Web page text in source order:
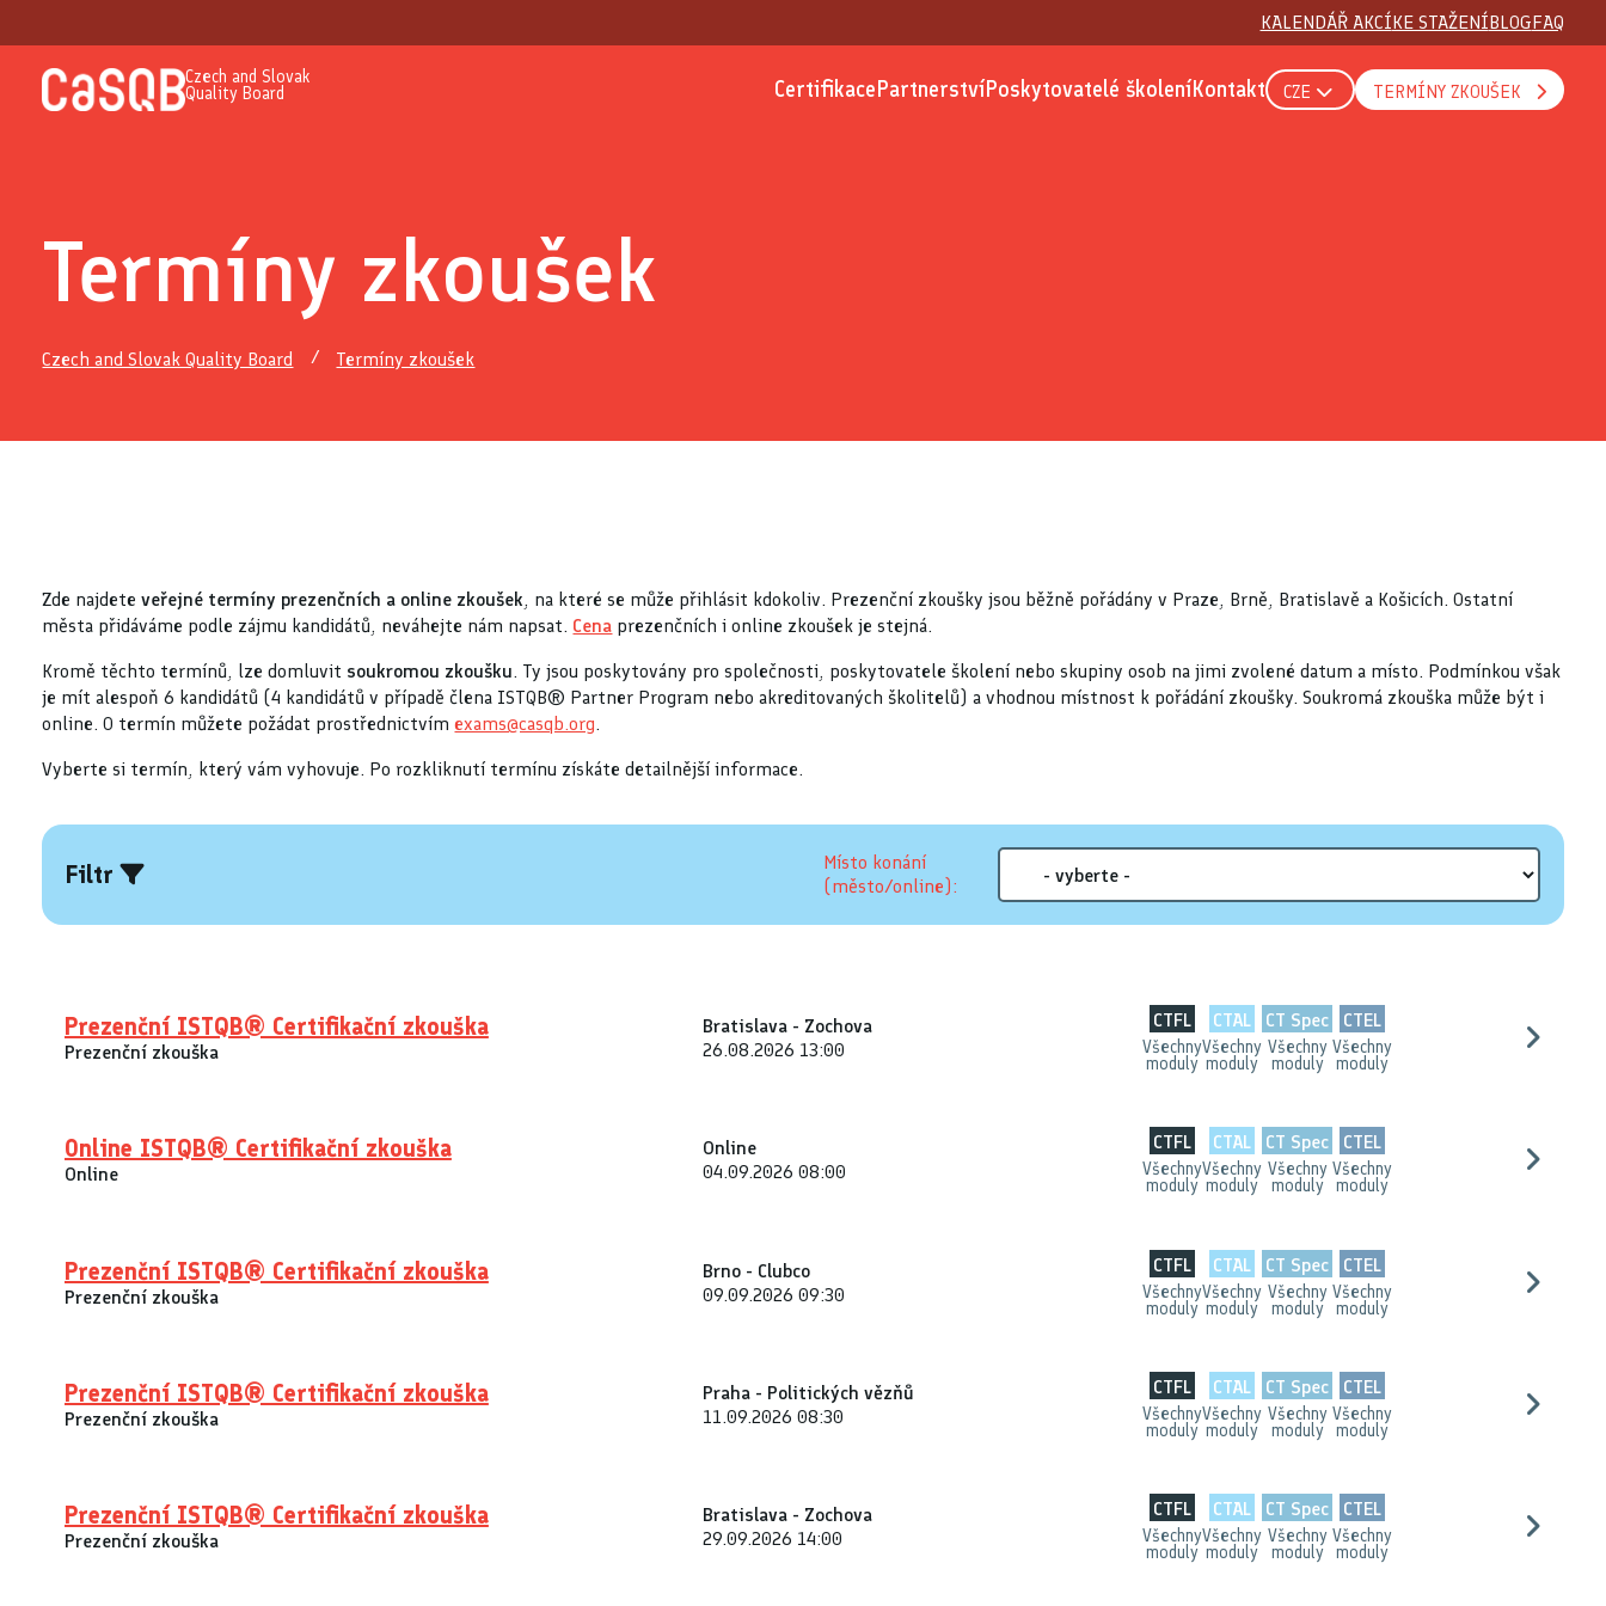
KALENDÁŘ AKCÍKE STAŽENÍBLOGFAQ
Czech and Slovak
Quality Board CertifikacePartnerstvíPoskytovatelé školeníKontakt CZE TERMÍNY ZKOUŠEK
Termíny zkoušek
Czech and Slovak Quality Board Termíny zkoušek
Zde najdeteveřejné termíny prezenčních a online zkoušek, na které se může přihlásit kdokoliv. Prezenční zkoušky jsou běžně pořádány v Praze, Brně, Bratislavě a Košicích. Ostatní
města přidáváme podle zájmu kandidátů, neváhejte nám napsat. Cena prezenčních i online zkoušek je stejná.
Kromě těchto termínů, lze domluvit soukromou zkoušku. Ty jsou poskytovány pro společnosti, poskytovatele školení nebo skupiny osob na jimi zvolené datum a místo. Podmínkou však
je mít alespoň 6 kandidátů (4 kandidátů v případě člena ISTQB® Partner Program nebo akreditovaných školitelů) a vhodnou místnost k pořádání zkoušky. Soukromá zkouška může být i
online. O termín můžete požádat prostřednictvímexams@casqb.org.
Vyberte si termín, který vám vyhovuje. Po rozkliknutí termínu získáte detailnější informace.
Filtr
Místo konání
(město/online):
Prezenční ISTQB® Certifikační zkouška
Prezenční zkouška
Bratislava - Zochova
26.08.2026 13:00
CTFL
Všechny
moduly
CTAL
Všechny
moduly
CT Spec
Všechny
moduly
CTEL
Všechny
moduly
Online ISTQB® Certifikační zkouška
Online
Online
04.09.2026 08:00
CTFL
Všechny
moduly
CTAL
Všechny
moduly
CT Spec
Všechny
moduly
CTEL
Všechny
moduly
Prezenční ISTQB® Certifikační zkouška
Prezenční zkouška
Brno - Clubco
09.09.2026 09:30
CTFL
Všechny
moduly
CTAL
Všechny
moduly
CT Spec
Všechny
moduly
CTEL
Všechny
moduly
Prezenční ISTQB® Certifikační zkouška
Prezenční zkouška
Praha - Politických vězňů
11.09.2026 08:30
CTFL
Všechny
moduly
CTAL
Všechny
moduly
CT Spec
Všechny
moduly
CTEL
Všechny
moduly
Prezenční ISTQB® Certifikační zkouška
Prezenční zkouška
Bratislava - Zochova
29.09.2026 14:00
CTFL
Všechny
moduly
CTAL
Všechny
moduly
CT Spec
Všechny
moduly
CTEL
Všechny
moduly